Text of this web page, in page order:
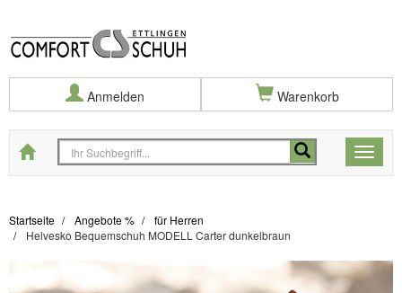
Anmelden Warenkorb
Toggle
Startseite
Startseite Angebote %
für Herren
Helvesko Bequemschuh MODELL Carter dunkelbraun